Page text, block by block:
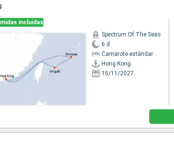
incluidas
Spectrum Of The Seas
6 d
Camarote estándar
Hong Kong
15/11/2027